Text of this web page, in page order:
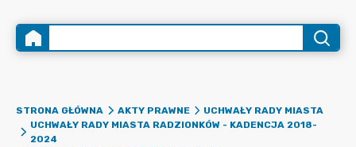
STRONA GŁÓWNA AKTY PRAWNE
UCHWAŁY RADY MIASTA
UCHWAŁY RADY MIASTA RADZIONKÓW - KADENCJA 2018-
2024